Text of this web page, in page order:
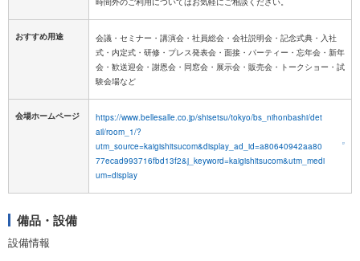
おすすめ用途
会議・セミナー・講演会・社員総会・会社説明会・記念式典・入社
式・内定式・研修・プレス発表会・面接・パーティー・忘年会・新年
会・歓送迎会・謝恩会・同窓会・展示会・販売会・トークショー・試
験会場など
会場ホームページ
https://www.bellesalle.co.jp/shisetsu/tokyo/bs_nihonbashi/det
ail/room_1/?
utm_source=kaigishitsucom&display_ad_id=a80640942aa80
77ecad993716fbd13f2&j_keyword=kaigishitsucom&utm_medi
um=display
備品・設備
設備情報